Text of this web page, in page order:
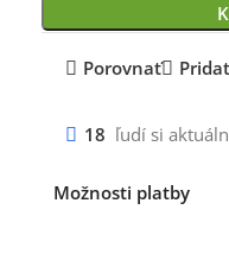
Porovnať
18 ľudí si
Možnosti platby